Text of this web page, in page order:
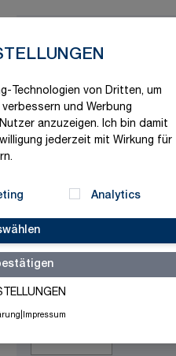
Technologien von Dritten, um
und Werbung
anzuzeigen. Ich bin damit
jederzeit mit Wirkung für
Analytics
Impressum
Bestelleinheit
5,56 €
exklusive MwSt. und zzgl.
Versandbereit in 1-2 Tage